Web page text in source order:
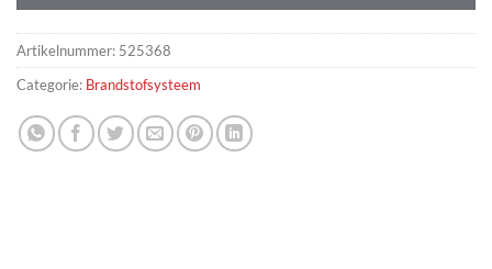
Artikelnummer: 525368
Categorie: Brandstofsysteem